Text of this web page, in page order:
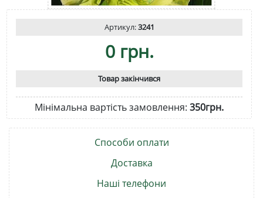
Артикул:3241
0 грн.
Товар закінчився
Мінімальна вартість замовлення: 350грн.
Способи оплати
Доставка
Наші телефони